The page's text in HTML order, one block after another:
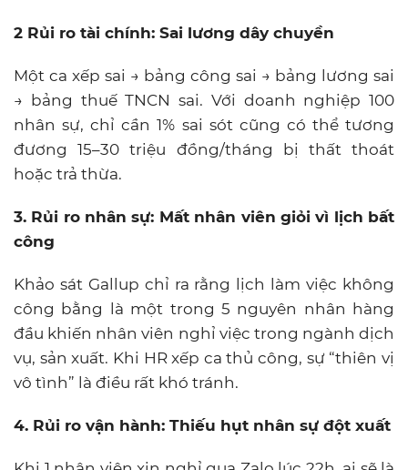
2 Rủi ro tài chính: Sai lương dây chuyền
Một ca xếp sai → bảng công sai → bảng lương sai
→ bảng thuế TNCN sai. Với doanh nghiệp 100
nhân sự, chỉ cần 1% sai sót cũng có thể tương
đương 15–30 triệu đồng/tháng bị thất thoát
hoặc trả thừa.
3. Rủi ro nhân sự: Mất nhân viên giỏi vì lịch bất
công
Khảo sát Gallup chỉ ra rằng lịch làm việc không
công bằng là một trong 5 nguyên nhân hàng
đầu khiến nhân viên nghỉ việc trong ngành dịch
vụ, sản xuất. Khi HR xếp ca thủ công, sự “thiên vị
vô tình” là điều rất khó tránh.
4. Rủi ro vận hành: Thiếu hụt nhân sự đột xuất